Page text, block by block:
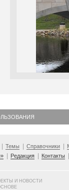
Темы Справочники
Редакция Контакты
И НОВОСТИ